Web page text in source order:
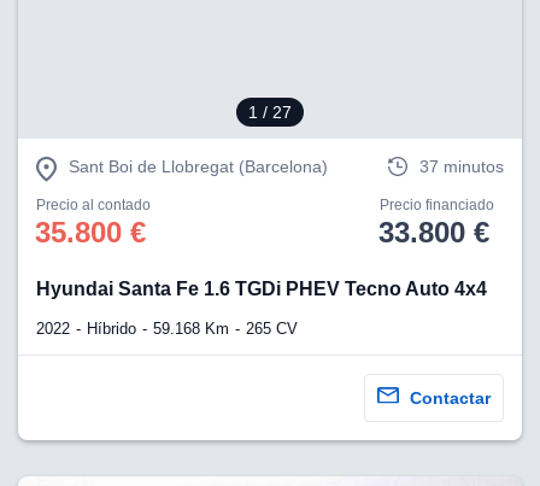
1 / 27
Sant Boi de Llobregat (Barcelona) 37 minutos
Precio al contado
35.800 €
Precio financiado
33.800 €
Hyundai Santa Fe 1.6 TGDi PHEV Tecno Auto 4x4
2022 Híbrido 59.168 Km 265 CV
Contactar